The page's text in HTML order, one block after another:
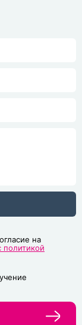
на
политикой